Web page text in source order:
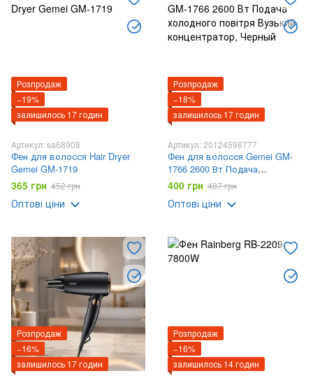
Розпродаж
−19%
залишилось 17 годин
Артикул: sa68908
Фен для волосся Hair Dryer
Gemei GM-1719
365 грн 452 грн
Оптові ціни
Розпродаж
−18%
залишилось 17 годин
Артикул: 20124598777
Фен для волосся Gemei GM-
1766 2600 Вт Подача
холодного повітря Вузький
концентратор
400 грн 487 грн
Оптові ціни
Розпродаж
−16%
залишилось 17 годин
Розпродаж
−16%
залишилось 14 годин